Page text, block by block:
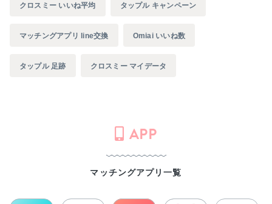
クロスミー いいね平均 タップル キャンペーン
マッチングアプリ line交換 Omiai いいね数
タップル 足跡 クロスミー マイデータ
APP
マッチングアプリ一覧